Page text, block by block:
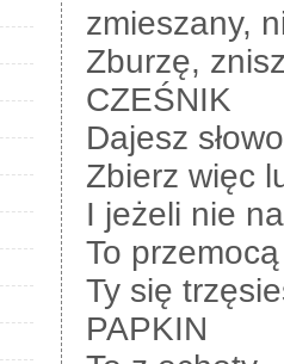
zmieszany,
Zburzę,
CZEŚNIK
Dajesz
Zbierz więc
I jeżeli nie
To
Ty się
PAPKIN